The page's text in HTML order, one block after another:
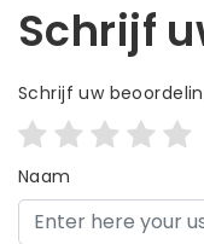
Schrijf
Schrijf uw
Naam